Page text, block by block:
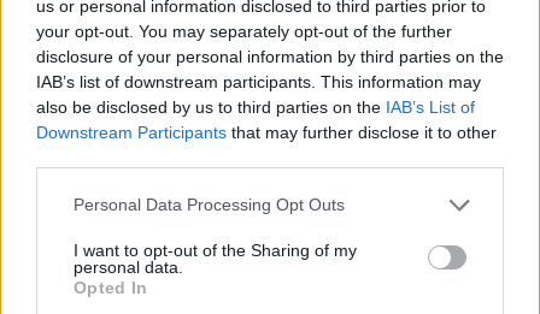
us or personal information disclosed to third parties prior to
your opt-out. You may separately opt-out of the further
disclosure of your personal information by third parties on the
IAB’s list of downstream participants. This information may
also be disclosed by us to third parties on the IAB’s List of
Downstream Participants that may further disclose it to other
Please note that this website/app uses one or more Google
not limited to your visit or usage behaviour. You may click to
grant or deny consent to Google and its third-party tags to
use your data for below specified purposes in below Google
Personal Data Processing Opt Outs
I want to opt-out of the Sharing of my
personal data.
Opted In
Flash.gr